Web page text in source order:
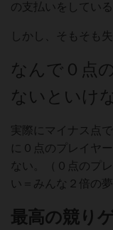
の支払いをしてい
しかし、そもそも
なんで０点
ないといけ
実際にマイナス点
に０点のプレイヤ
ない。（０点のプ
い＝みんな２倍の
最高の競り